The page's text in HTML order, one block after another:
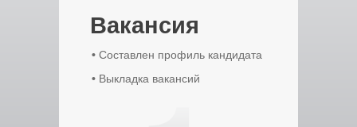
Вакансия
• Составлен профиль кандидата
• Выкладка вакансий